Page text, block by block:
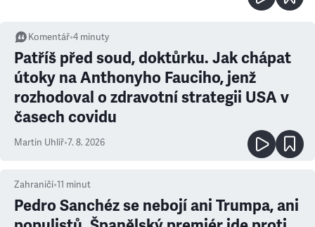
Komentář•4 minuty
Patříš před soud, doktůrku. Jak chápat
útoky na Anthonyho Fauciho, jenž
rozhodoval o zdravotní strategii USA v
časech covidu
Martin Uhlíř•7. 8. 2026
Zahraničí•11 minut
Pedro Sanchéz se nebojí ani Trumpa, ani